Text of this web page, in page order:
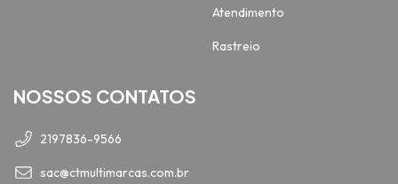
Atendimento
Rastreio
NOSSOS CONTATOS
2197836-9566
sac@ctmultimarcas.com.br